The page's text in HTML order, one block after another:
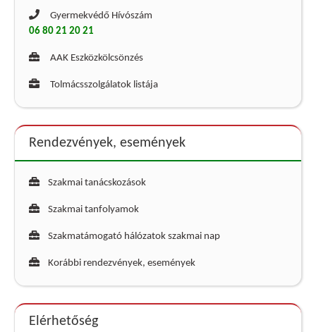
Gyermekvédő Hívószám
06 80 21 20 21
AAK Eszközkölcsönzés
Tolmácsszolgálatok listája
Rendezvények, események
Szakmai tanácskozások
Szakmai tanfolyamok
Szakmatámogató hálózatok szakmai nap
Korábbi rendezvények, események
Elérhetőség